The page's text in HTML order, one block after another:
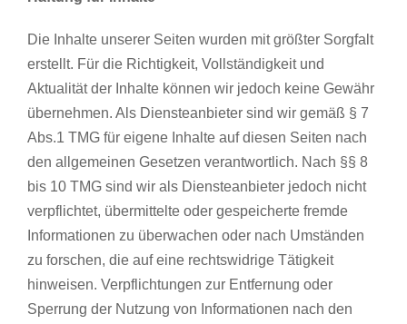
Die Inhalte unserer Seiten wurden mit größter Sorgfalt
erstellt. Für die Richtigkeit, Vollständigkeit und
Aktualität der Inhalte können wir jedoch keine Gewähr
übernehmen. Als Diensteanbieter sind wir gemäß § 7
Abs.1 TMG für eigene Inhalte auf diesen Seiten nach
den allgemeinen Gesetzen verantwortlich. Nach §§ 8
bis 10 TMG sind wir als Diensteanbieter jedoch nicht
verpflichtet, übermittelte oder gespeicherte fremde
Informationen zu überwachen oder nach Umständen
zu forschen, die auf eine rechtswidrige Tätigkeit
hinweisen. Verpflichtungen zur Entfernung oder
Sperrung der Nutzung von Informationen nach den